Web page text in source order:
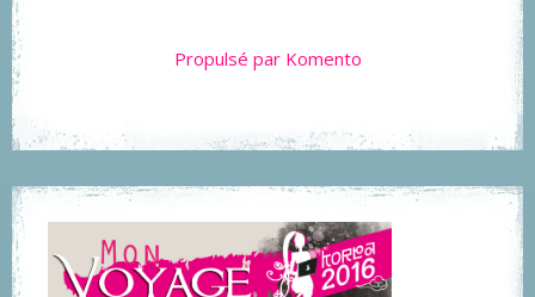
Propulsé par Komento